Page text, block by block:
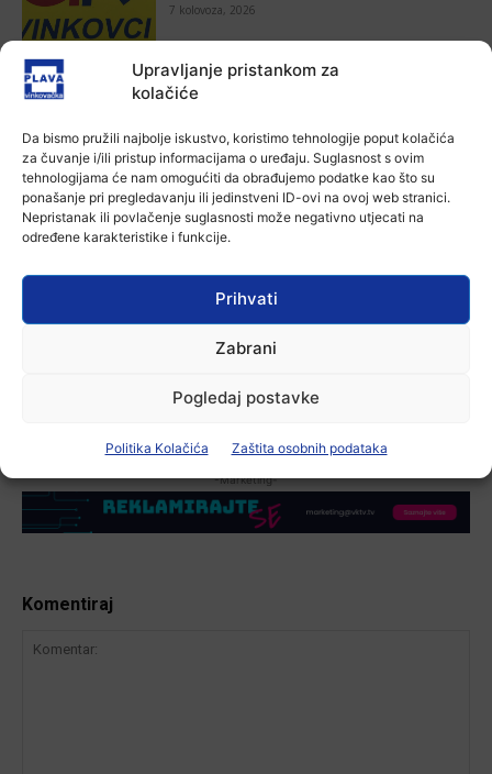
Upravljanje pristankom za
kolačiće
Da bismo pružili najbolje iskustvo, koristimo tehnologije poput kolačića
za čuvanje i/ili pristup informacijama o uređaju. Suglasnost s ovim
tehnologijama će nam omogućiti da obrađujemo podatke kao što su
ponašanje pri pregledavanju ili jedinstveni ID-ovi na ovoj web stranici.
Nepristanak ili povlačenje suglasnosti može negativno utjecati na
određene karakteristike i funkcije.
Prihvati
Zabrani
Pogledaj postavke
Politika Kolačića Zaštita osobnih podataka
7 kolovoza, 2026
Aktualno
Za dva tjedna započinje još jedna
7 kolovoza, 2026
Aktualno
U Županji održana Ljetna škola magije
7 kolovoza, 2026
Zbog niskog vodostaja otežana
plovidba na Dunavu
-Marketing-
Komentiraj